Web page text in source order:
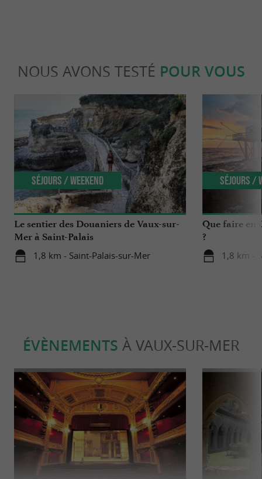
NOUS AVONS TESTÉ POUR VOUS
Le sentier des Douaniers de Vaux-sur-
Mer à Saint-Palais
1,8 km - Saint-Palais-sur-Mer
Séjours / Weekend
Que faire en
?
1,8 km -
Séjours /
ÉVÈNEMENTS À VAUX-SUR-MER